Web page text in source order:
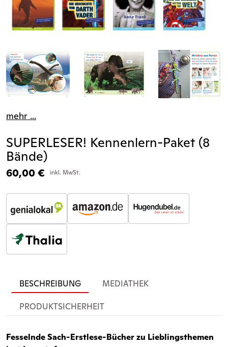
mehr ...
SUPERLESER! Kennenlern-Paket (8
Bände)
60,00€ inkl. MwSt.
BESCHREIBUNG MEDIATHEK
PRODUKTSICHERHEIT
Fesselnde Sach-Erstlese-Bücher zu Lieblingsthemen